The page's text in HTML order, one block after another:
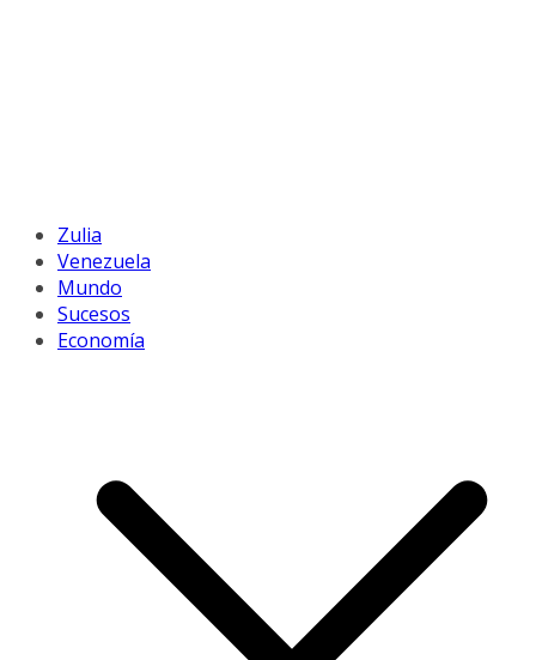
Zulia
Venezuela
Mundo
Sucesos
Economía